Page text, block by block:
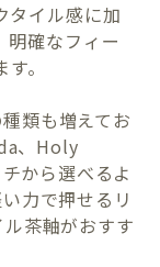
タイル感に加
明確なフィー
。
類も増えてお
、Holy
から選べるよ
力で押せるリ
茶軸がおすす